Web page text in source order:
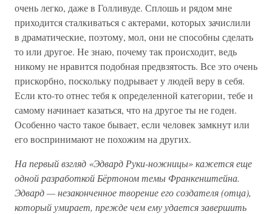
очень легко, даже в Голливуде. Сплошь и рядом мне
приходится сталкиваться с актерами, которых зачислили
в драматические, поэтому, мол, они не способны сделать
то или другое. Не знаю, почему так происходит, ведь
никому не нравится подобная предвзятость. Все это очень
прискорбно, поскольку подрывает у людей веру в себя.
Если кто-то отнес тебя к определенной категории, тебе и
самому начинает казаться, что на другое ты не годен.
Особенно часто такое бывает, если человек замкнут или
его воспринимают не похожим на других.
На первый взгляд «Эдвард Руки-ножницы» кажется еще
одной разработкой Бёртоном темы Франкенштейна.
Эдвард — незаконченное творение его создателя (отца),
который умирает, прежде чем ему удается завершить